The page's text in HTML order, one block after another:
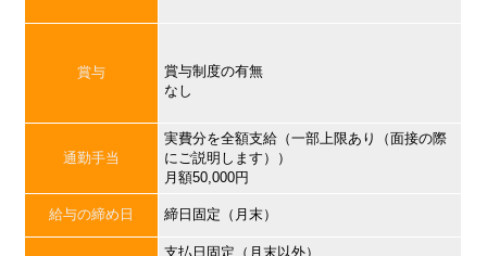
賞与
賞与制度の有無
なし
通勤手当
実費分を全額支給（一部上限あり（面接の際
にご説明します））
月額50,000円
給与の締め日 締日固定（月末）
支払日固定（月末以外）